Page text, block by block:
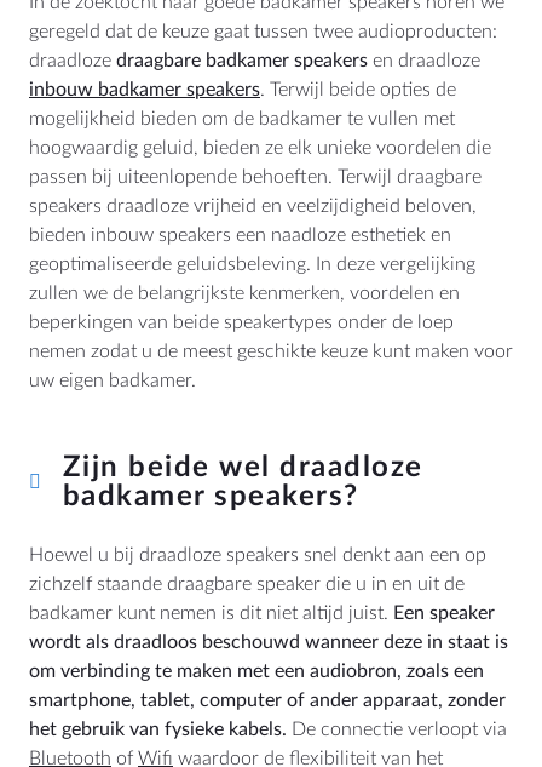
geregeld dat de keuze gaat tussen twee audioproducten:
draadloze draagbare badkamer speakers en draadloze
inbouw badkamer speakers. Terwijl beide opties de
mogelijkheid bieden om de badkamer te vullen met
hoogwaardig geluid, bieden ze elk unieke voordelen die
passen bij uiteenlopende behoeften. Terwijl draagbare
speakers draadloze vrijheid en veelzijdigheid beloven,
bieden inbouw speakers een naadloze esthetiek en
geoptimaliseerde geluidsbeleving. In deze vergelijking
zullen we de belangrijkste kenmerken, voordelen en
beperkingen van beide speakertypes onder de loep
nemen zodat u de meest geschikte keuze kunt maken voor
uw eigen badkamer.
Zijn beide wel draadloze
badkamer speakers?
Hoewel u bij draadloze speakers snel denkt aan een op
zichzelf staande draagbare speaker die u in en uit de
badkamer kunt nemen is dit niet altijd juist. Een speaker
wordt als draadloos beschouwd wanneer deze in staat is
om verbinding te maken met een audiobron, zoals een
smartphone, tablet, computer of ander apparaat, zonder
het gebruik van fysieke kabels. De connectie verloopt via
Bluetooth of Wifi waardoor de flexibiliteit van het
HULP
Contact
Handleidingen
Prijslijsten en Brochures
Algemene Voorwaarden
Cookiebeleid (EU)
Herroeping
WEBSHOP
Shop
Winkelwagen
MEER
Dealer Locator